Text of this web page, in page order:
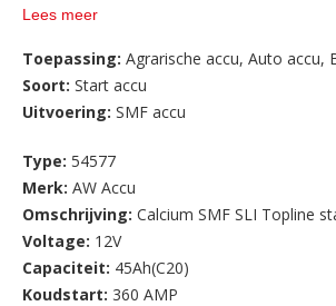
aggregaat. Behoudens tijdige lading heeft u
aanschaf direct aansluiten en gebruiken.
AW ACCU heeft ruime ervaring als
rechtstreeks importeren van de diverse
fabrikanten, kunnen wij u de accu’s onder
private label tegen zeer scherpe
Bovendien staan wij voor onze kwaliteit en
op al onze accu’s garantie op fabrieks- en
Lees meer
Toepassing: Agrarische accu, Auto accu,
Soort: Start accu
Uitvoering: SMF accu
Type: 54577
Merk: AW Accu
Omschrijving: Calcium SMF SLI Topline
Voltage: 12V
Capaciteit: 45Ah(C20)
Koudstart: 360 AMP